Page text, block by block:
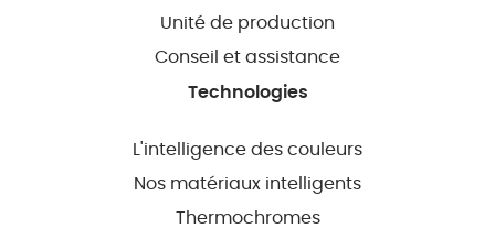
Unité de production
Conseil et assistance
Technologies
L'intelligence des couleurs
Nos matériaux intelligents
Thermochromes